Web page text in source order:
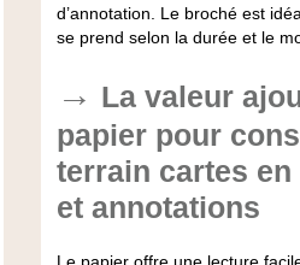
d’annotation. Le broché est
se prend selon la durée et le
La valeur
papier pour
terrain cartes
et annotations
Le papier offre une lecture